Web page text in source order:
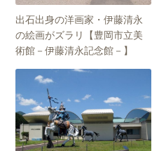
出石出身の洋画家・伊藤清永
の絵画がズラリ【豊岡市立美
術館－伊藤清永記念館－】